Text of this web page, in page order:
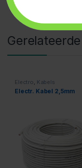
Electro, Kabels
Electr. Kabel 2,5mm